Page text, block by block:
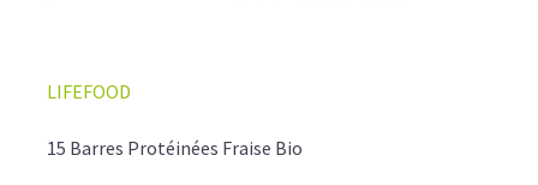
LIFEFOOD
15 Barres Protéinées Fraise Bio